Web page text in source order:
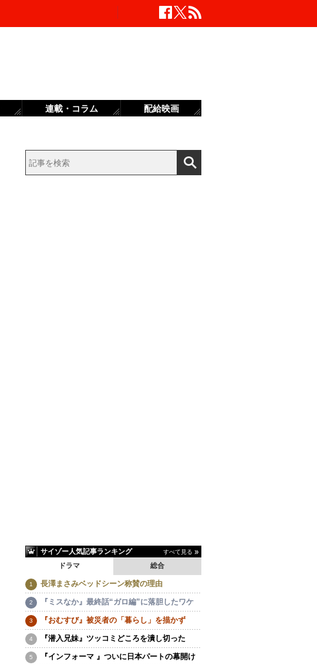
サイゾー人気記事ランキング すべて見る
ドラマ 総合
長澤まさみベッドシーン称賛の理由
『ミスなか』最終話“ガロ編”に落胆したワケ
『おむすび』被災者の「暮らし」を描かず
『潜入兄妹』ツッコミどころを潰し切った
『インフォーマ 』ついに日本パートの幕開け
連載・コラム 配給映画